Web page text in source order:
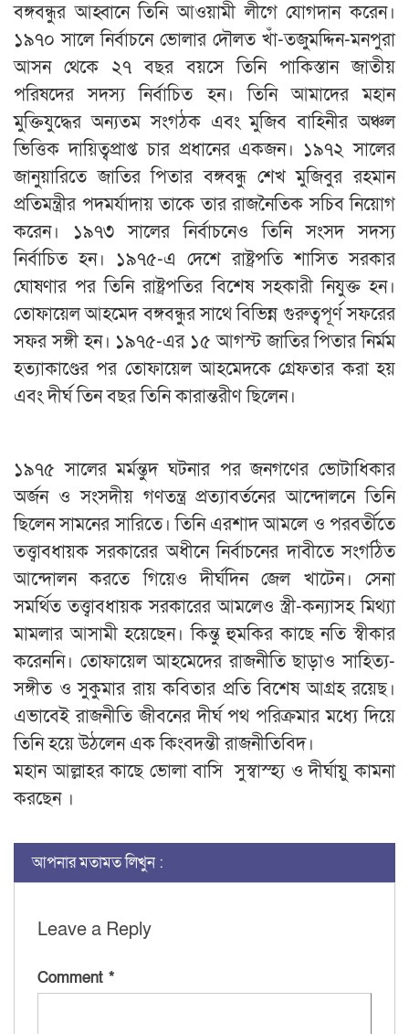
বঙ্গবন্ধুর আহ্বানে তিনি আওয়ামী লীগে যোগদান করেন।
১৯৭০ সালে নির্বাচনে ভোলার দৌলত খাঁ-তজুমদ্দিন-মনপুরা
আসন থেকে ২৭ বছর বয়সে তিনি পাকিস্তান জাতীয়
পরিষদের সদস্য নির্বাচিত হন। তিনি আমাদের মহান
মুক্তিযুদ্ধের অন্যতম সংগঠক এবং মুজিব বাহিনীর অঞ্চল
ভিত্তিক দায়িত্বপ্রাপ্ত চার প্রধানের একজন। ১৯৭২ সালের
জানুয়ারিতে জাতির পিতার বঙ্গবন্ধু শেখ মুজিবুর রহমান
প্রতিমন্ত্রীর পদমর্যাদায় তাকে তার রাজনৈতিক সচিব নিয়োগ
করেন। ১৯৭৩ সালের নির্বাচনেও তিনি সংসদ সদস্য
নির্বাচিত হন। ১৯৭৫-এ দেশে রাষ্ট্রপতি শাসিত সরকার
ঘোষণার পর তিনি রাষ্ট্রপতির বিশেষ সহকারী নিযুক্ত হন।
তোফায়েল আহমেদ বঙ্গবন্ধুর সাথে বিভিন্ন গুরুত্বপূর্ণ সফরের
সফর সঙ্গী হন। ১৯৭৫-এর ১৫ আগস্ট জাতির পিতার নির্মম
হত্যাকাণ্ডের পর তোফায়েল আহমেদকে গ্রেফতার করা হয়
এবং দীর্ঘ তিন বছর তিনি কারান্তরীণ ছিলেন।
১৯৭৫ সালের মর্মন্তুদ ঘটনার পর জনগণের ভোটাধিকার
অর্জন ও সংসদীয় গণতন্ত্র প্রত্যাবর্তনের আন্দোলনে তিনি
ছিলেন সামনের সারিতে। তিনি এরশাদ আমলে ও পরবর্তীতে
তত্ত্বাবধায়ক সরকারের অধীনে নির্বাচনের দাবীতে সংগঠিত
আন্দোলন করতে গিয়েও দীর্ঘদিন জেল খাটেন। সেনা
সমর্থিত তত্ত্বাবধায়ক সরকারের আমলেও স্ত্রী-কন্যাসহ মিথ্যা
মামলার আসামী হয়েছেন। কিন্তু হুমকির কাছে নতি স্বীকার
করেননি। তোফায়েল আহমেদের রাজনীতি ছাড়াও সাহিত্য-
সঙ্গীত ও সুকুমার রায় কবিতার প্রতি বিশেষ আগ্রহ রয়েছ।
এভাবেই রাজনীতি জীবনের দীর্ঘ পথ পরিক্রমার মধ্যে দিয়ে
তিনি হয়ে উঠলেন এক কিংবদন্তী রাজনীতিবিদ।
মহান আল্লাহর কাছে ভোলা বাসি সুস্বাস্হ্য ও দীর্ঘায়ু কামনা
করছেন ।
আপনার মতামত লিখুন :
Leave a Reply
Comment *